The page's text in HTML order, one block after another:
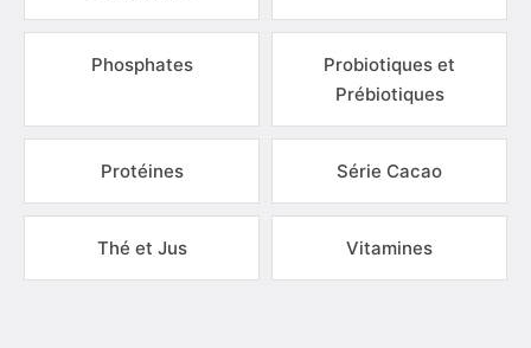
Phosphates
Probiotiques et
Prébiotiques
Protéines Série Cacao
Thé et Jus Vitamines